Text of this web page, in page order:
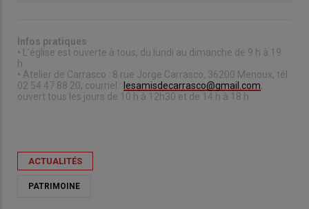
Infos pratiques
• L’église est ouverte à tous, du lundi au dimanche de 9 h à 19
h.
• Atelier de Carrasco : 8 rue Jorge Carrasco, 36200 Menoux, tél.
02 54 47 88 20, courriel : lesamisdecarrasco@gmail.com,
ouvert tous les jours de 10 h à 12h30 et de 14 h à 18 h.
ACTUALITÉS
PATRIMOINE